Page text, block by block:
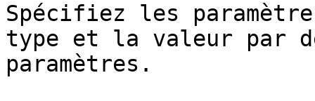
Spécifiez les
type et la valeur par
paramètres.